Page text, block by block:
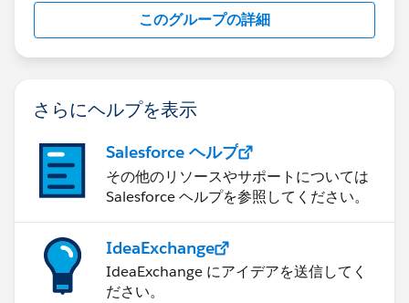
エリ）が発行されているかを確認するほうが理解が早い
と思います。正直リレーションや表計算に関しては"習
うより慣れろ"的なところが大きいです。
今回の件に限って言えば、レコードレベルでセカンダリ
以降のcoupon_nameの判定などを行った時点ではその
サブクエリ内に該当するorder_idが無いのでZNが効か
ない（ZNする対象がそもそも無い）状態になってお
り、その後のメインのクエリでLEFT OUTER JOINする
に結合相手がいない）ためここから先の計算は全部Null
になっているのだろうと推測します。
このグループの詳細
さらにヘルプを表示
Salesforce ヘルプ
その他のリソースやサポートについては
Salesforce ヘルプを参照してください。
IdeaExchange
IdeaExchange にアイデアを送信してく
ださい。